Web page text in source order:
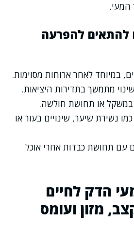
המעי.
להתאים להפרעה
במיוחד לאחר ארוחות מסוימות.
מתמשך בתדירות היציאות.
במשקל או תחושת חולשה.
נשירת שיער, שינויים בעור או
עם תחושת כבדות אחרי אוכל
הדק לחיים
מזון ועומס